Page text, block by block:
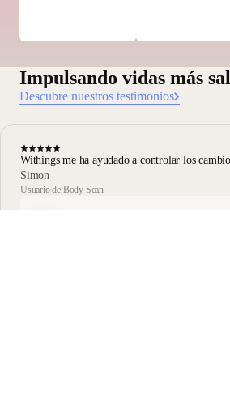
Impulsando vidas más
Descubre nuestros testimonios
Withings me ha ayudado a controlar los
Simon
Usuario de Body Scan